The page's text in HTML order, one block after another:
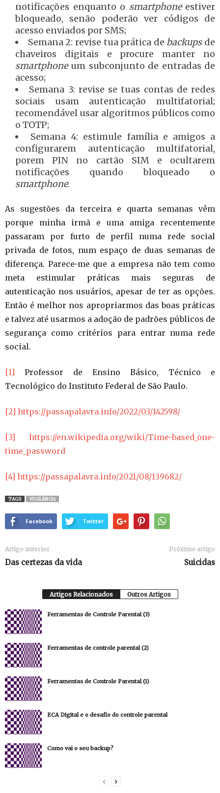
notificações enquanto o smartphoneestiver
bloqueado, senão poderão ver códigos de
acesso enviados por SMS;
Semana 2: revise tua prática de backupsde
chaveiros digitais e procure manter no
smartphoneum subconjunto de entradas de
acesso;
Semana 3: revise se tuas contas de redes
sociais usam autenticação multifatorial;
recomendável usar algoritmos públicos como
o TOTP;
Semana 4: estimule família e amigos a
configurarem autenticação multifatorial,
porem PIN no cartão SIM e ocultarem
notificações quando bloqueado o
smartphone.
As sugestões da terceira e quarta semanas vêm
porque minha irmã e uma amiga recentemente
passaram por furto de perfil numa rede social
privada de fotos, num espaço de duas semanas de
diferença. Parece-me que a empresa não tem como
meta estimular práticas mais seguras de
autenticação nos usuários, apesar de ter as opções.
Então é melhor nos apropriarmos das boas práticas
e talvez até usarmos a adoção de padrões públicos de
segurança como critérios para entrar numa rede
social.
[1] Professor de Ensino Básico, Técnico e
Tecnológico do Instituto Federal de São Paulo.
[2] https://passapalavra.info/2022/03/142598/
[3]
https://en.wikipedia.org/wiki/Time-based_one-
time_password
[4] https://passapalavra.info/2021/08/139682/
TAGS VIGILÂNCIA
Facebook Twitter
Artigo anterior
Das certezas da vida
Próximo artigo
Suicidas
Artigos Relacionados Outros Artigos
Ferramentas de Controle Parental (3)
Ferramentas de controle parental (2)
Ferramentas de Controle Parental (1)
ECA Digital e o desafio do controle parental
Como vai o seu backup?